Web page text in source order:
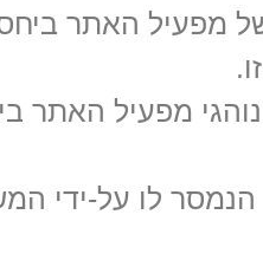
של מפעיל האתר
מפעיל האתר
לו על-ידי